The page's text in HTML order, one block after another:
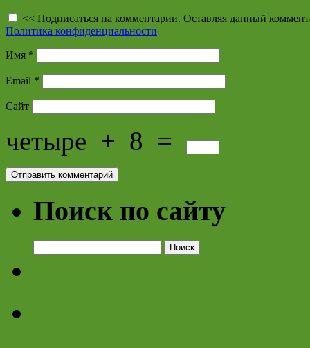
<< Подписаться на комментарии. Оставляя данный
Политика конфиденциальности
Имя *
Email *
Сайт
четыре + 8 =
Поиск по сайту